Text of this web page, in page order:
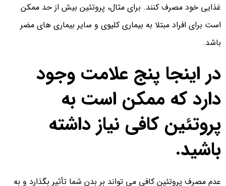
غذایی خود مصرف کنند. برای مثال، پروتئین بیش از حد ممکن
است برای افراد مبتلا به بیماری کلیوی و سایر بیماری‌ های مضر
باشد.
در اینجا پنج علامت وجود
دارد که ممکن است به
پروتئین کافی نیاز داشته
باشید.
عدم مصرف پروتئین کافی می تواند بر بدن شما تأثیر بگذارد و به